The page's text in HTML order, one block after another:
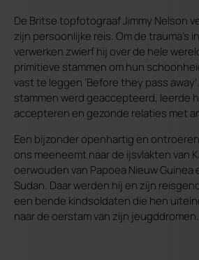
De Britse topfotograaf Jimmy Nelson
zijn persoonlijke reis. Om de trauma’s
verwerken zwierf hij over de hele
primitieve stammen om hun
vast te leggen ‘Before they pass
stammen werd geaccepteerd, leerde
accepteren en gezonde relaties met
Een bijzonder openhartig en
ons meeneemt naar de ijsvlakten van
oerwouden van Papoea Nieuw Guinea
Sudan. Daar werden hij en zijn
een bende kindsoldaten die hen
naar de oerstam van zijn jeugddromen.